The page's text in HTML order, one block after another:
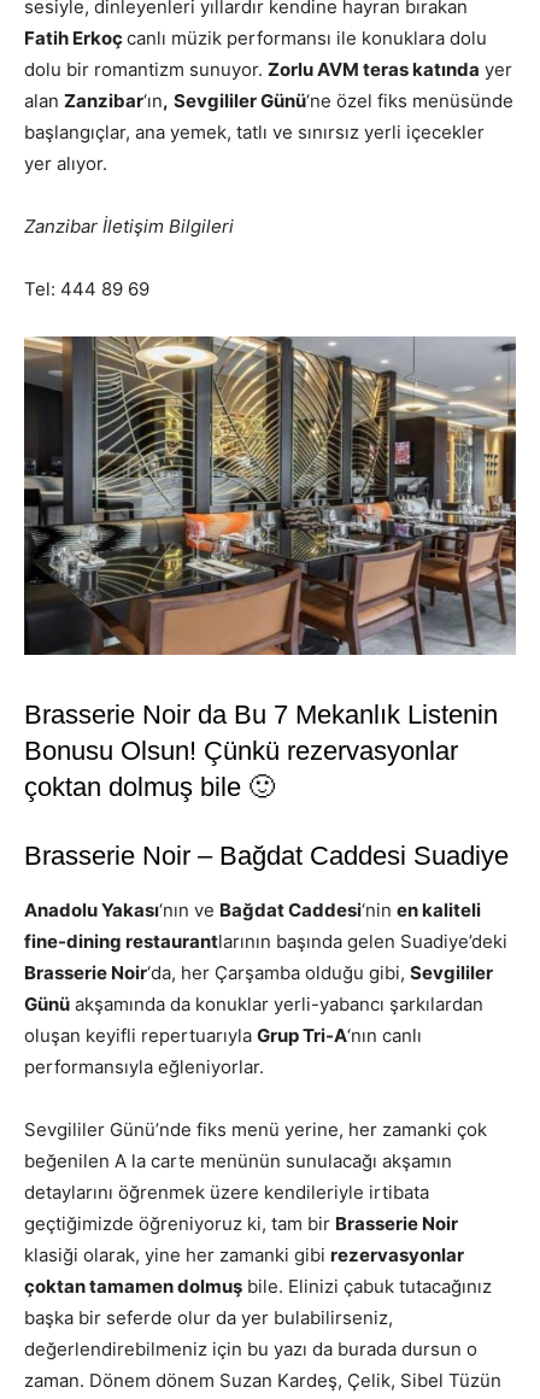
sesiyle, dinleyenleri yıllardır kendine hayran bırakan
Fatih Erkoçcanlı müzik performansı ile konuklara dolu
dolu bir romantizm sunuyor. Zorlu AVM teras katında yer
alan Zanzibar‘ın, Sevgililer Günü‘ne özel fiks menüsünde
başlangıçlar, ana yemek, tatlı ve sınırsız yerli içecekler
yer alıyor.
Zanzibar İletişim Bilgileri
Tel: 444 89 69
Brasserie Noir da Bu 7 Mekanlık Listenin
Bonusu Olsun! Çünkü rezervasyonlar
çoktan dolmuş bile 🙂
Brasserie Noir – Bağdat Caddesi Suadiye
Anadolu Yakası‘nın ve Bağdat Caddesi‘nin en kaliteli
fine-dining restaurantlarının başında gelen Suadiye’deki
Brasserie Noir‘da, her Çarşamba olduğu gibi, Sevgililer
Günü akşamında da konuklar yerli-yabancı şarkılardan
oluşan keyifli repertuarıyla Grup Tri-A‘nın canlı
performansıyla eğleniyorlar.
Sevgililer Günü’nde fiks menü yerine, her zamanki çok
beğenilen A la carte menünün sunulacağı akşamın
detaylarını öğrenmek üzere kendileriyle irtibata
geçtiğimizde öğreniyoruz ki, tam bir Brasserie Noir
klasiği olarak, yine her zamanki gibi rezervasyonlar
çoktan tamamen dolmuş bile. Elinizi çabuk tutacağınız
başka bir seferde olur da yer bulabilirseniz,
değerlendirebilmeniz için bu yazı da burada dursun o
zaman. Dönem dönem Suzan Kardeş, Çelik, Sibel Tüzün